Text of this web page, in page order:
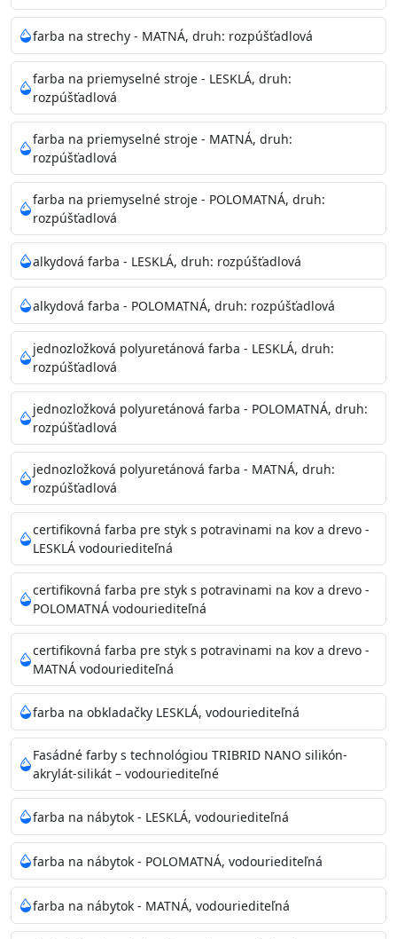
pri relatívnej vlhkosti nad 80%.
Nepoužitá farba vyžaduje špeciálne zaobchádzanie na
bezpečnú likvidáciu.
Riedenie: do 10% vodou, podľa spôsobu aplikácie
Doba schnutia na dotyk
Doba na druhý náter: 3-4 hodiny
Balenie : 750ml, 1l, 3l, 9l, 15l
Výdatnosť na jednu vrstvu
Aplikácia: štetec, valček, striekacia pištoľ
Povrchová úprava: 1
Je možné tónovať v systéme Colorfull: áno
Merná hmotnosť : 1,54 ± 0,02 Kg / L (ISO 2811)
Čistenie: vodou
Príprava povrchu
Povrchy musia byť hladké, čisté, suché, zbavené prachu,
mastnoty, solí a materiálov so zlou priľnavosťou. Otvory
alebo trhliny vyplňte
akrylovým tmelom Acrylic putty, Visto alebo Acrylic light
putty a prebrúste. Nové alebo porézne povrchy natreté
menej kvalitnými farbami
vždy penetrujte. Odporúčané penetračné nátery
Acrylan Unco, Gypsum board alebo Vitex Primer 100% a
na škvrny použite Blanco eco
riediteľné vodou.
Skladovanie
48 mesiacov v orig. uzavretých obaloch medzi 5°C až
25°C
farba na strechy - MATNÁ, druh: rozpúšťadlová
farba na priemyselné stroje - LESKLÁ, druh:
rozpúšťadlová
farba na priemyselné stroje - MATNÁ, druh:
rozpúšťadlová
farba na priemyselné stroje - POLOMATNÁ, druh:
rozpúšťadlová
alkydová farba - LESKLÁ, druh: rozpúšťadlová
alkydová farba - POLOMATNÁ, druh: rozpúšťadlová
jednozložková polyuretánová farba - LESKLÁ, druh:
rozpúšťadlová
jednozložková polyuretánová farba - POLOMATNÁ, druh:
rozpúšťadlová
jednozložková polyuretánová farba - MATNÁ, druh:
rozpúšťadlová
certifikovná farba pre styk s potravinami na kov a drevo -
LESKLÁ vodouriediteľná
certifikovná farba pre styk s potravinami na kov a drevo -
POLOMATNÁ vodouriediteľná
certifikovná farba pre styk s potravinami na kov a drevo -
MATNÁ vodouriediteľná
farba na obkladačky LESKLÁ, vodouriediteľná
Fasádné farby s technológiou TRIBRID NANO silikón-
akrylát-silikát – vodouriediteľné
farba na nábytok - LESKLÁ, vodouriediteľná
farba na nábytok - POLOMATNÁ, vodouriediteľná
farba na nábytok - MATNÁ, vodouriediteľná